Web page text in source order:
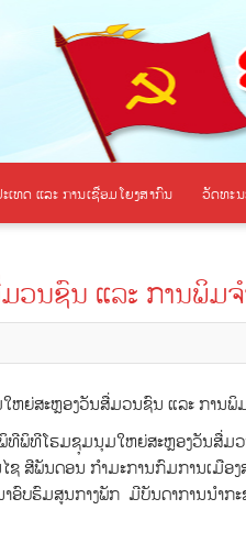
ເທດ ແລະ ການເຊື່ອມໂຍງສາກົນ ວັດທະ
ນຊົນ ແລະ ການພິມ
ຫຍ່ສະຫຼອງວັນສື່ມວນຊົນ ແລະ ການພິ
ທີພິທີໂຮມຊຸມນຸມໃຫຍ່ສະຫຼອງວັນສື່ມ
ສີພັນດອນ ກຳມະການກົມການເມືອ
າອົບຮົມສູນກາງພັກ ມີບັນດາການນໍາ